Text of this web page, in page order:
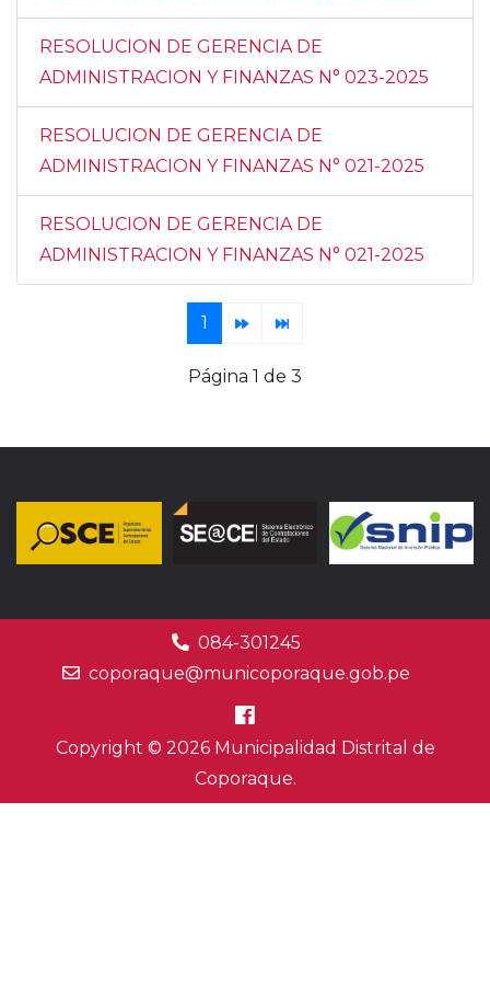
RESOLUCION DE GERENCIA DE
ADMINISTRACION Y FINANZAS N° 023-2025
RESOLUCION DE GERENCIA DE
ADMINISTRACION Y FINANZAS N° 021-2025
RESOLUCION DE GERENCIA DE
ADMINISTRACION Y FINANZAS N° 021-2025
1
Página 1 de 3
084-301245
coporaque@municoporaque.gob.pe
Copyright © 2026 Municipalidad Distrital de
Coporaque.